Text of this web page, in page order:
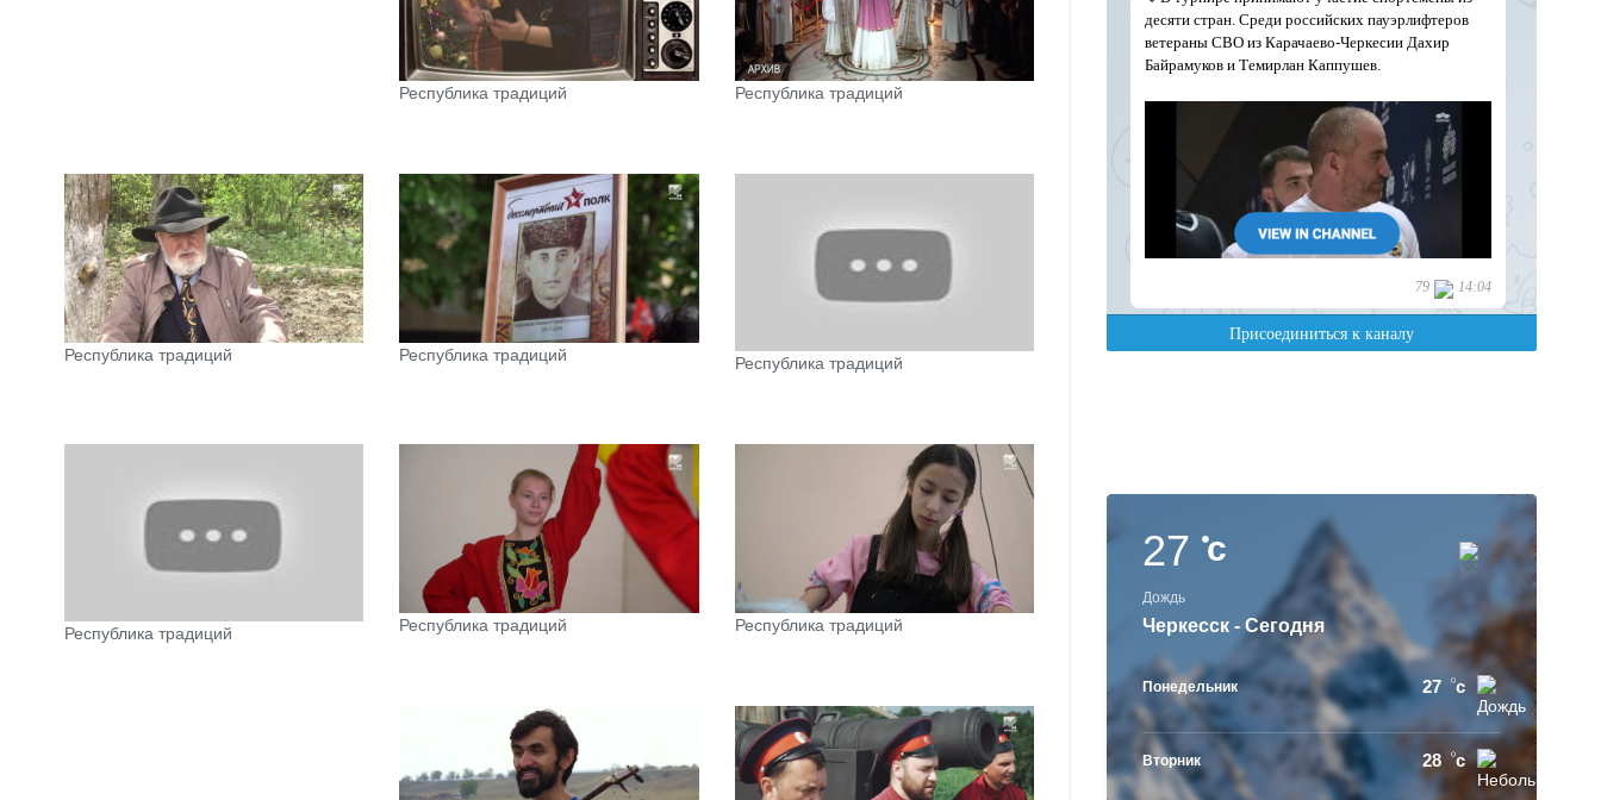
Республика традиций Республика традиций
Республика традиций Республика традиций Республика традиций
Республика традиций Республика традиций Республика традиций
27c
Дождь
Черкесск - Сегодня
Понедельник 27 c
Вторник 28 c